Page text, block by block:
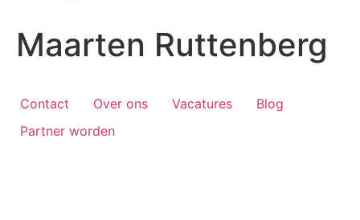
Maarten Ruttenberg
Contact Over ons Vacatures
Blog
Partner worden